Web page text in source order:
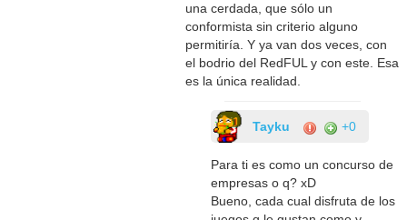
una cerdada, que sólo un
conformista sin criterio alguno
permitiría. Y ya van dos veces, con
el bodrio del RedFUL y con este. Esa
es la única realidad.
Tayku +0
Para ti es como un concurso de
empresas o q? xD
Bueno, cada cual disfruta de los